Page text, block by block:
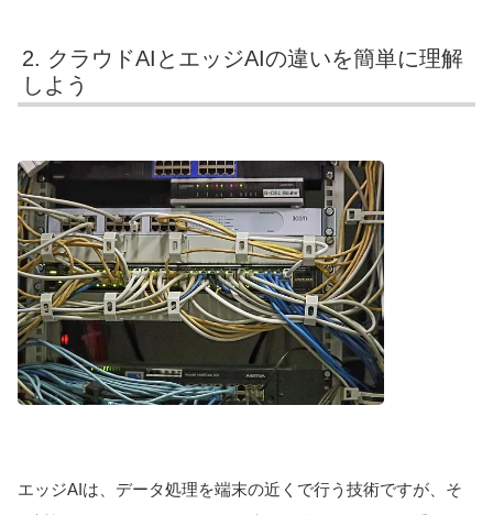
2. クラウドAIとエッジAIの違いを簡単に理解
しよう
エッジAIは、データ処理を端末の近くで行う技術ですが、そ